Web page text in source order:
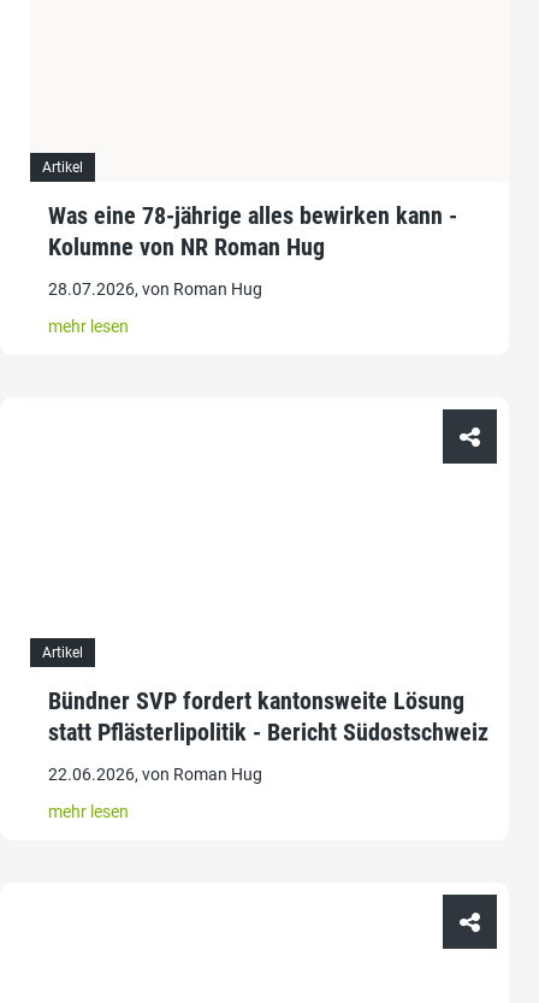
Artikel
Was eine 78-jährige alles bewirken kann -
Kolumne von NR Roman Hug
28.07.2026, von Roman Hug
mehr lesen
Artikel
Bündner SVP fordert kantonsweite Lösung
statt Pflästerlipolitik - Bericht Südostschweiz
22.06.2026, von Roman Hug
mehr lesen